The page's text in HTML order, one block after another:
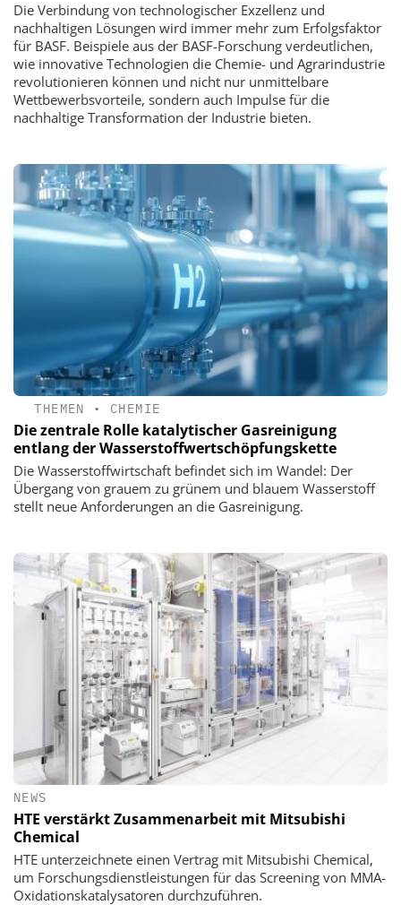
Die Verbindung von technologischer Exzellenz und
nachhaltigen Lösungen wird immer mehr zum Erfolgsfaktor
für BASF. Beispiele aus der BASF-Forschung verdeutlichen,
wie innovative Technologien die Chemie- und Agrarindustrie
revolutionieren können und nicht nur unmittelbare
Wettbewerbsvorteile, sondern auch Impulse für die
nachhaltige Transformation der Industrie bieten.
THEMEN • CHEMIE
Die zentrale Rolle katalytischer Gasreinigung
entlang der Wasserstoffwertschöpfungskette
Die Wasserstoffwirtschaft befindet sich im Wandel: Der
Übergang von grauem zu grünem und blauem Wasserstoff
stellt neue Anforderungen an die Gasreinigung.
NEWS
HTE verstärkt Zusammenarbeit mit Mitsubishi
Chemical
HTE unterzeichnete einen Vertrag mit Mitsubishi Chemical,
um Forschungsdienstleistungen für das Screening von MMA-
Oxidationskatalysatoren durchzuführen.